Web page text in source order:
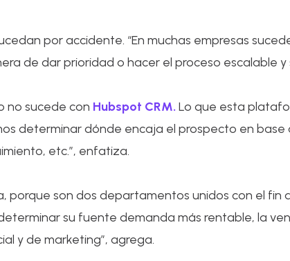
por accidente. “En muchas empresas
de dar prioridad o hacer el proceso escalable
no sucede con Hubspot CRM. Lo que esta
determinar dónde encaja el prospecto en
etc.”, enfatiza.
son dos departamentos unidos con el fin
su fuente demanda más rentable, la
y de marketing”, agrega.